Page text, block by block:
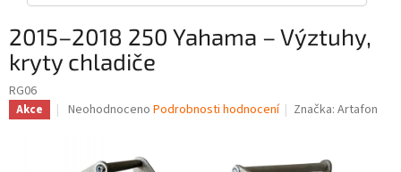
2015–2018 250 Yahama – Výztuhy,
kryty chladiče
RG06
Akce
Průměrné
Neohodnoceno Podrobnosti hodnocení Značka:Artafon